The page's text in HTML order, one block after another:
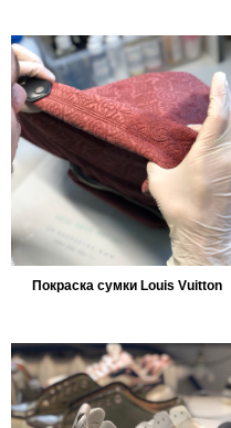
Покраска сумки Louis Vuitton